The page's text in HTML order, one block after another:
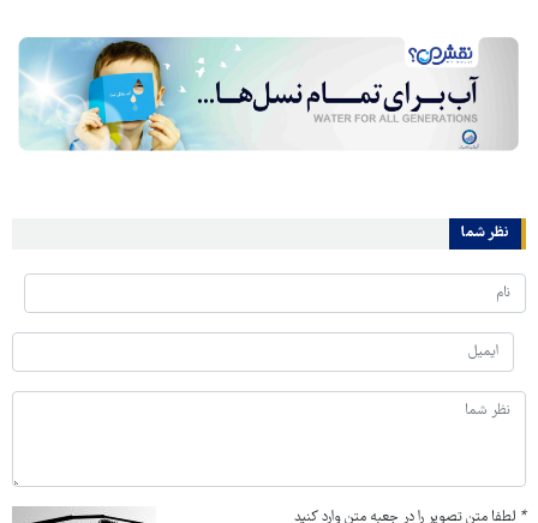
نظر شما
* لطفا متن تصویر را در جعبه متن وارد کنید